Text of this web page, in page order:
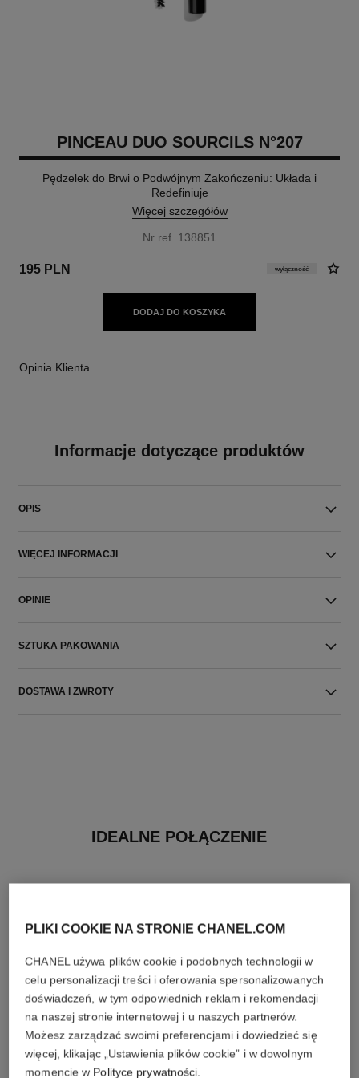
PINCEAU DUO SOURCILS N°207
Pędzelek do Brwi o Podwójnym Zakończeniu: Układa i
Redefiniuje
Więcej szczegółów
Nr ref. 138851
195 PLN wyłączność
DODAJ DO KOSZYKA
Opinia Klienta
Informacje dotyczące produktów
OPIS
WIĘCEJ INFORMACJI
OPINIE
SZTUKA PAKOWANIA
DOSTAWA I ZWROTY
IDEALNE POŁĄCZENIE
PLIKI COOKIE NA STRONIE CHANEL.COM
CHANEL używa plików cookie i podobnych technologii w
celu personalizacji treści i oferowania spersonalizowanych
doświadczeń, w tym odpowiednich reklam i rekomendacji
na naszej stronie internetowej i u naszych partnerów.
Możesz zarządzać swoimi preferencjami i dowiedzieć się
więcej, klikając „Ustawienia plików cookie” i w dowolnym
momencie w Polityce prywatności